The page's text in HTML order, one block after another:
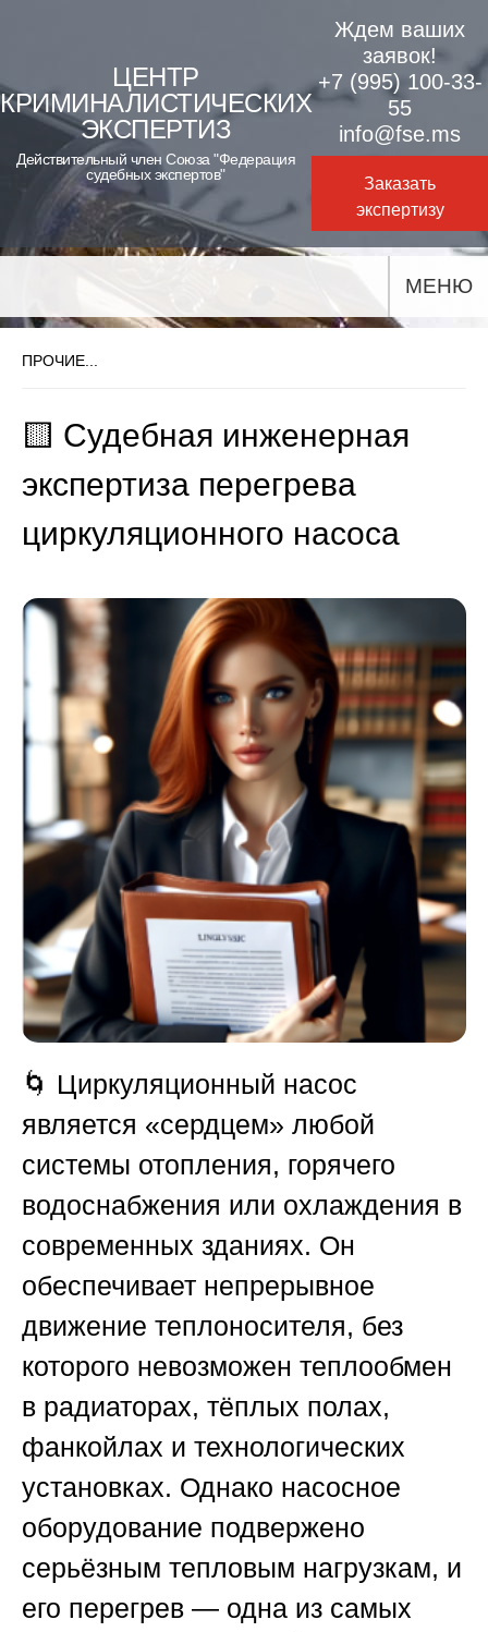
content
ЦЕНТР
КРИМИНАЛИСТИЧЕСКИХ
ЭКСПЕРТИЗ
Действительный член Союза "Федерация
судебных экспертов"
Ждем ваших
заявок!
+7 (995) 100-33-
55
info@fse.ms
Заказать
экспертизу
МЕНЮ
ПРОЧИЕ...
🟨 Судебная инженерная
экспертиза перегрева
циркуляционного насоса
🌀 Циркуляционный насос
является «сердцем» любой
системы отопления, горячего
водоснабжения или охлаждения в
современных зданиях. Он
обеспечивает непрерывное
движение теплоносителя, без
которого невозможен теплообмен
в радиаторах, тёплых полах,
фанкойлах и технологических
установках. Однако насосное
оборудование подвержено
серьёзным тепловым нагрузкам, и
его перегрев — одна из самых